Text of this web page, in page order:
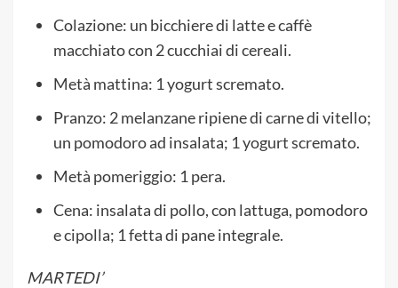
Colazione: un bicchiere di latte e caffè
macchiato con 2 cucchiai di cereali.
Metà mattina: 1 yogurt scremato.
Pranzo: 2 melanzane ripiene di carne di vitello;
un pomodoro ad insalata; 1 yogurt scremato.
Metà pomeriggio: 1 pera.
Cena: insalata di pollo, con lattuga, pomodoro
e cipolla; 1 fetta di pane integrale.
MARTEDI’